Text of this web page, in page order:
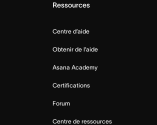
Ressources
Centre d’aide
Obtenir de l’aide
Asana Academy
Certifications
Forum
Centre de ressources